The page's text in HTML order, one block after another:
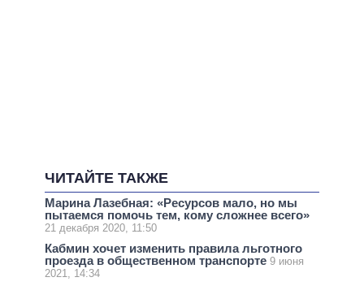
ЧИТАЙТЕ ТАКЖЕ
Марина Лазебная: «Ресурсов мало, но мы
пытаемся помочь тем, кому сложнее всего»
21 декабря 2020, 11:50
Кабмин хочет изменить правила льготного
проезда в общественном транспорте 9 июня
2021, 14:34